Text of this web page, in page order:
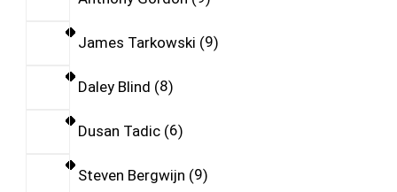
James Tarkowski 9
Daley Blind 8
Dusan Tadic 6
Steven Bergwijn 9